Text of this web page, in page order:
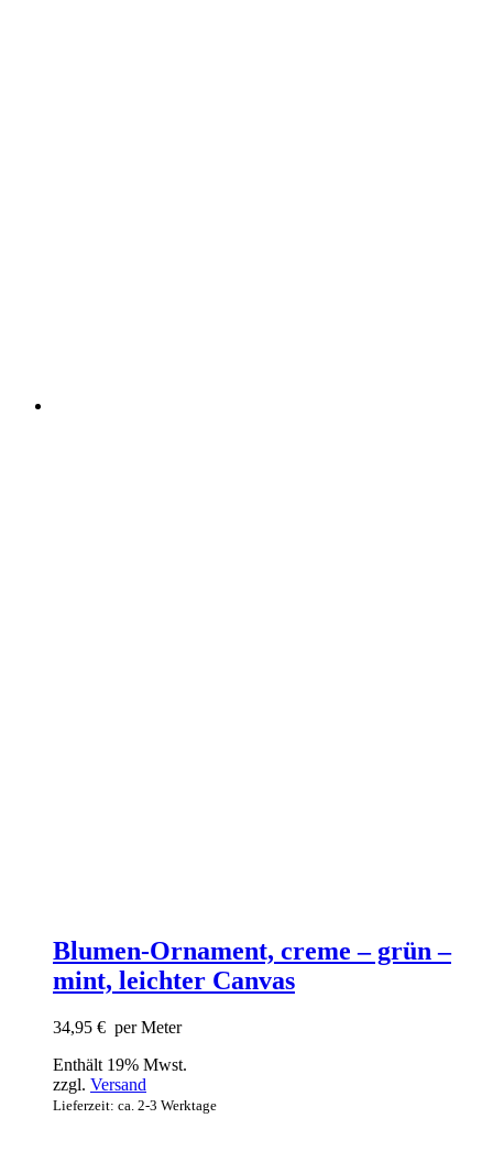
Blumen-Ornament, creme – grün –
mint, leichter Canvas
34,95 € per Meter
Enthält 19% Mwst.
zzgl. Versand
Lieferzeit: ca. 2-3 Werktage